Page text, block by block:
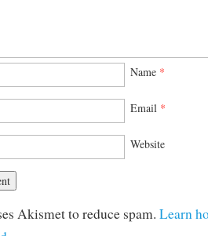
Name *
Email *
Website
Akismet to reduce spam. Learn